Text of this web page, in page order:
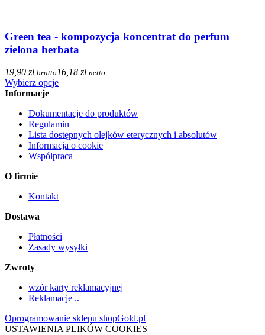
Green tea - kompozycja koncentrat do perfum
zielona herbata
19,90 zł brutto 16,18 zł netto
Wybierz opcje
Informacje
Dokumentacje do produktów
Regulamin
Lista dostępnych olejków eterycznych i absolutów
Informacja o cookie
Współpraca
O firmie
Kontakt
Dostawa
Płatności
Zasady wysyłki
Zwroty
wzór karty reklamacyjnej
Reklamacje ..
Oprogramowanie sklepu shopGold.pl
USTAWIENIA PLIKÓW COOKIES